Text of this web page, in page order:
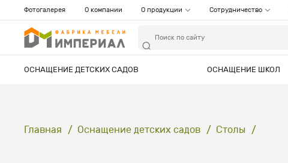
Фотогалерея О компании О продукции Сотрудничество
ОСНАЩЕНИЕ ДЕТСКИХ САДОВ ОСНАЩЕНИЕ ШКОЛ
Главная Оснащение детских садов Столы